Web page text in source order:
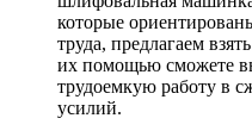
которые
труда, предлагаем
их помощью сможете
трудоемкую работу в
усилий.